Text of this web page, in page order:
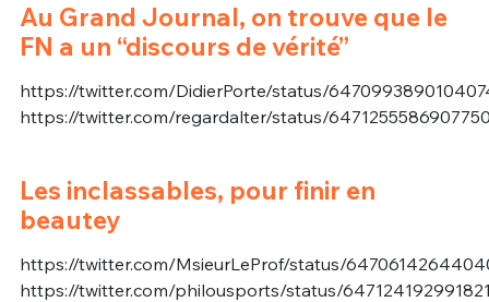
Au Grand Journal, on trouve que le
FN a un “discours de vérité”
https://twitter.com/DidierPorte/status/
https://twitter.com/regardalter/status/
Les inclassables, pour finir en
beautey
https://twitter.com/MsieurLeProf/status/
https://twitter.com/philousports/status/